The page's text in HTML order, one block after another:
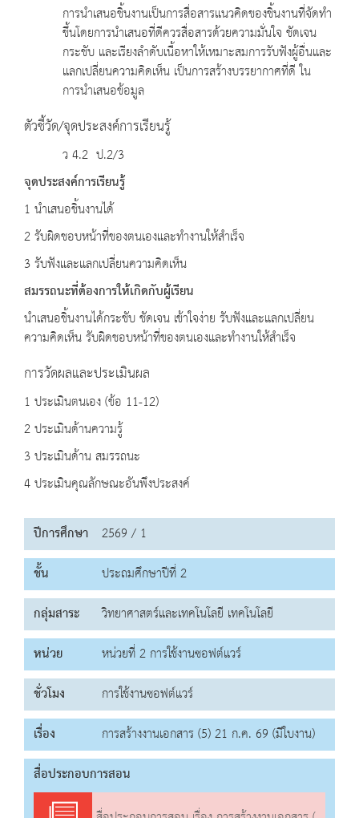
การนำเสนอชิ้นงานเป็นการสื่อสารแนวคิดของชิ้นงานที่จัดทำ
ขึ้นโดยการนำเสนอที่ดีควรสื่อสารด้วยความมั่นใจ ชัดเจน
กระชับ และเรียงลำดับเนื้อหาให้เหมาะสมการรับฟังผู้อื่นและ
แลกเปลี่ยนความคิดเห็น เป็นการสร้างบรรยากาศที่ดี ใน
การนำเสนอข้อมูล
ตัวชี้วัด/จุดประสงค์การเรียนรู้
ว 4.2 ป.2/3
จุดประสงค์การเรียนรู้
1 นำเสนอชิ้นงานได้
2 รับผิดชอบหน้าที่ของตนเองและทำงานให้สำเร็จ
3 รับฟังและแลกเปลี่ยนความคิดเห็น
สมรรถนะที่ต้องการให้เกิดกับผู้เรียน
นำเสนอชิ้นงานได้กระชับ ชัดเจน เข้าใจง่าย รับฟังและแลกเปลี่ยน
ความคิดเห็น รับผิดชอบหน้าที่ของตนเองและทำงานให้สำเร็จ
การวัดผลและประเมินผล
1 ประเมินตนเอง (ข้อ 11-12)
2 ประเมินด้านความรู้
3 ประเมินด้าน สมรรถนะ
4 ประเมินคุณลักษณะอันพึงประสงค์
ปีการศึกษา 2569 / 1
ชั้น
ประถมศึกษาปีที่ 2
กลุ่มสาระ
วิทยาศาสตร์และเทคโนโลยี เทคโนโลยี
หน่วย
หน่วยที่ 2 การใช้งานซอฟต์แวร์
ชั่วโมง
การใช้งานซอฟต์แวร์
เรื่อง
การสร้างงานเอกสาร (5) 21 ก.ค. 69 (มีใบงาน)
สื่อประกอบการสอน